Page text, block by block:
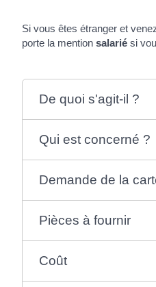
Si vous êtes étranger et
porte la mention salarié si
De quoi s'agit-il ?
Qui est concerné ?
Demande de la
Pièces à fournir
Coût